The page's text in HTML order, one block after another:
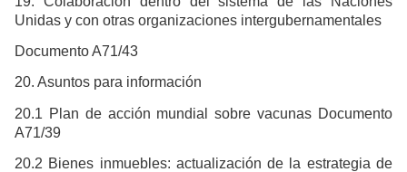
Unidas y con otras organizaciones intergubernamentales
Documento A71/43
20. Asuntos para información
20.1 Plan de acción mundial sobre vacunas Documento
A71/39
20.2 Bienes inmuebles: actualización de la estrategia de